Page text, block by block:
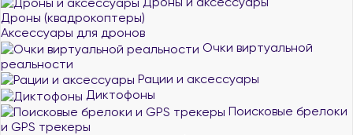
Дроны (квадрокоптеры)
Аксессуары для дронов
Очки виртуальной
реальности
Рации и аксессуары
Диктофоны
Поисковые брелоки
и GPS трекеры